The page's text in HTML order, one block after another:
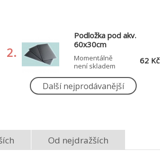
2.
Podložka pod akv.
60x30cm
Momentálně
není skladem
62 Kč
Teploměr skl.plovoucí s
Síťka akv.černá
Další nejprodávanější
Od nejdražších